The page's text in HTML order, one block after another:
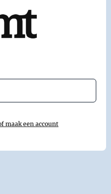
maak een account